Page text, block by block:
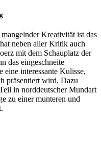
Kreativität ist das
neben aller Kritik auch
mit dem Schauplatz der
das eingeschneite
interessante Kulisse,
präsentiert wird. Dazu
in norddeutscher Mundart
zu einer munteren und